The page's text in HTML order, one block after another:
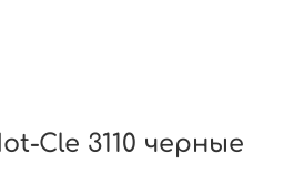
Cle 3110 черные